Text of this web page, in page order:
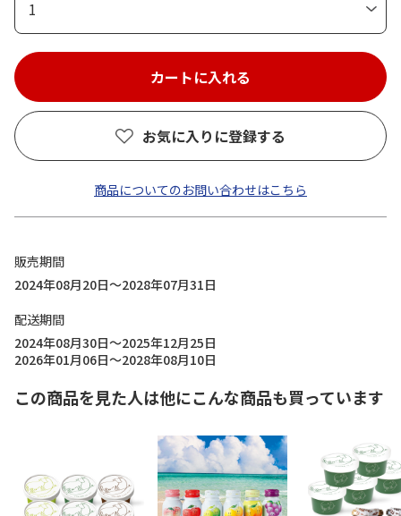
1
お気に入りに登録する
商品についてのお問い合わせはこちら
販売期間
2024年08月20日～2028年07月31日
配送期間
2024年08月30日～2025年12月25日
2026年01月06日～2028年08月10日
この商品を見た人は他にこんな商品も買っています